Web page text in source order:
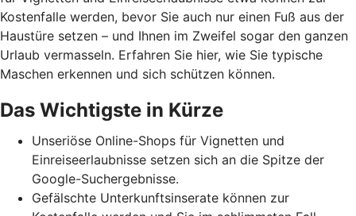
Kostenfalle werden, bevor Sie auch nur einen Fuß aus der
Haustüre setzen – und Ihnen im Zweifel sogar den ganzen
Urlaub vermasseln. Erfahren Sie hier, wie Sie typische
Maschen erkennen und sich schützen können.
Das Wichtigste in Kürze
Unseriöse Online-Shops für Vignetten und
Einreiseerlaubnisse setzen sich an die Spitze der
Google-Suchergebnisse.
Gefälschte Unterkunftsinserate können zur